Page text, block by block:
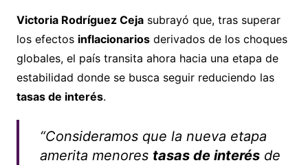
Victoria Rodríguez Cejasubrayó que, tras superar
los efectos inflacionariosderivados de los choques
globales, el país transita ahora hacia una etapa de
estabilidad donde se busca seguir reduciendo las
tasas de interés.
“Consideramos que la nueva etapa
amerita menores tasas de interésde